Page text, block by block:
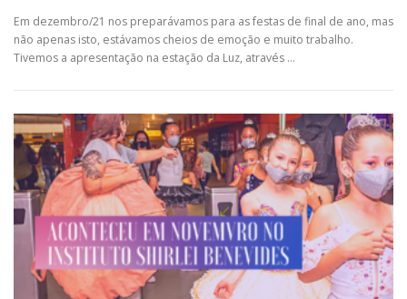
Em dezembro/21 nos preparávamos para as festas de final de ano, mas
não apenas isto, estávamos cheios de emoção e muito trabalho.
Tivemos a apresentação na estação da Luz, através …